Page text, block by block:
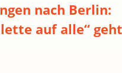
nach Berlin:
auf alle“